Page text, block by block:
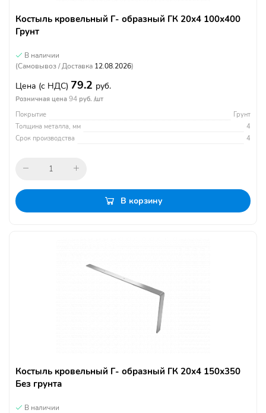
Костыль кровельный Г- образный ГК 20х4 100х400
Грунт
В наличии
(Самовывоз / Доставка 12.08.2026)
Цена (с НДС) 79.2 руб.
Розничная цена 94 руб. /шт
Покрытие
Грунт
Толщина металла, мм
4
Срок производства
4
В корзину
Костыль кровельный Г- образный ГК 20х4 150х350
Без грунта
В наличии